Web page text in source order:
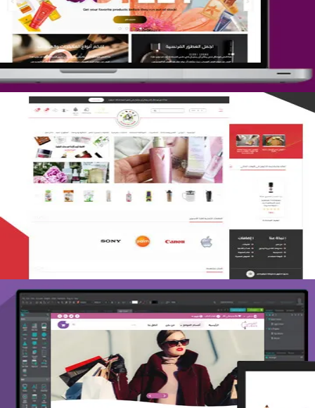
التفاصيل
تصميم متجر لمار
التفاصيل
تصميم متجر القوس
التفاصيل